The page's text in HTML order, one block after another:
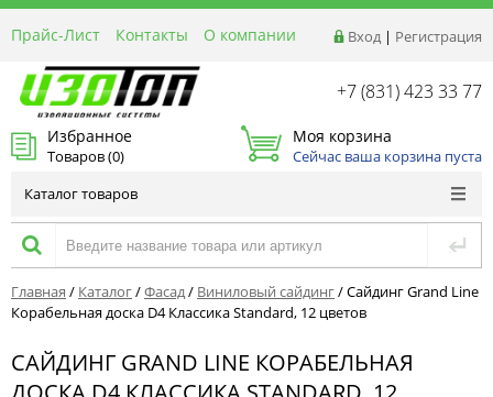
Вход | Регистрация
Прайс-Лист Контакты
О компании
Реквизиты
Доставка
Акции и Распродажи
Оптовым покупателям
+7 (831) 423 33 77
Избранное
Товаров (0)
Моя корзина
Сейчас ваша корзина пуста
Каталог товаров
Главная / Каталог/Фасад/ Виниловый сайдинг/Сайдинг Grand Line
Корабельная доска D4 Классика Standard, 12 цветов
САЙДИНГ GRAND LINE КОРАБЕЛЬНАЯ